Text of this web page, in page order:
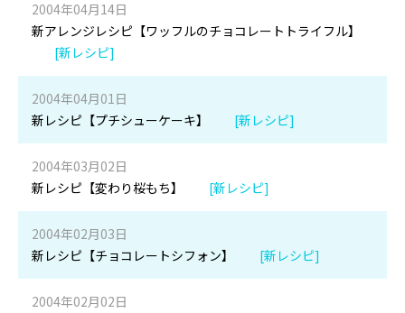
2004年04月14日
新アレンジレシピ【ワッフルのチョコレートトライフル】
[新レシピ]
2004年04月01日
新レシピ【プチシューケーキ】
[新レシピ]
2004年03月02日
新レシピ【変わり桜もち】
[新レシピ]
2004年02月03日
新レシピ【チョコレートシフォン】
[新レシピ]
2004年02月02日